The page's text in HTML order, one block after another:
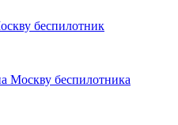
беспилотник
Москву беспилотника